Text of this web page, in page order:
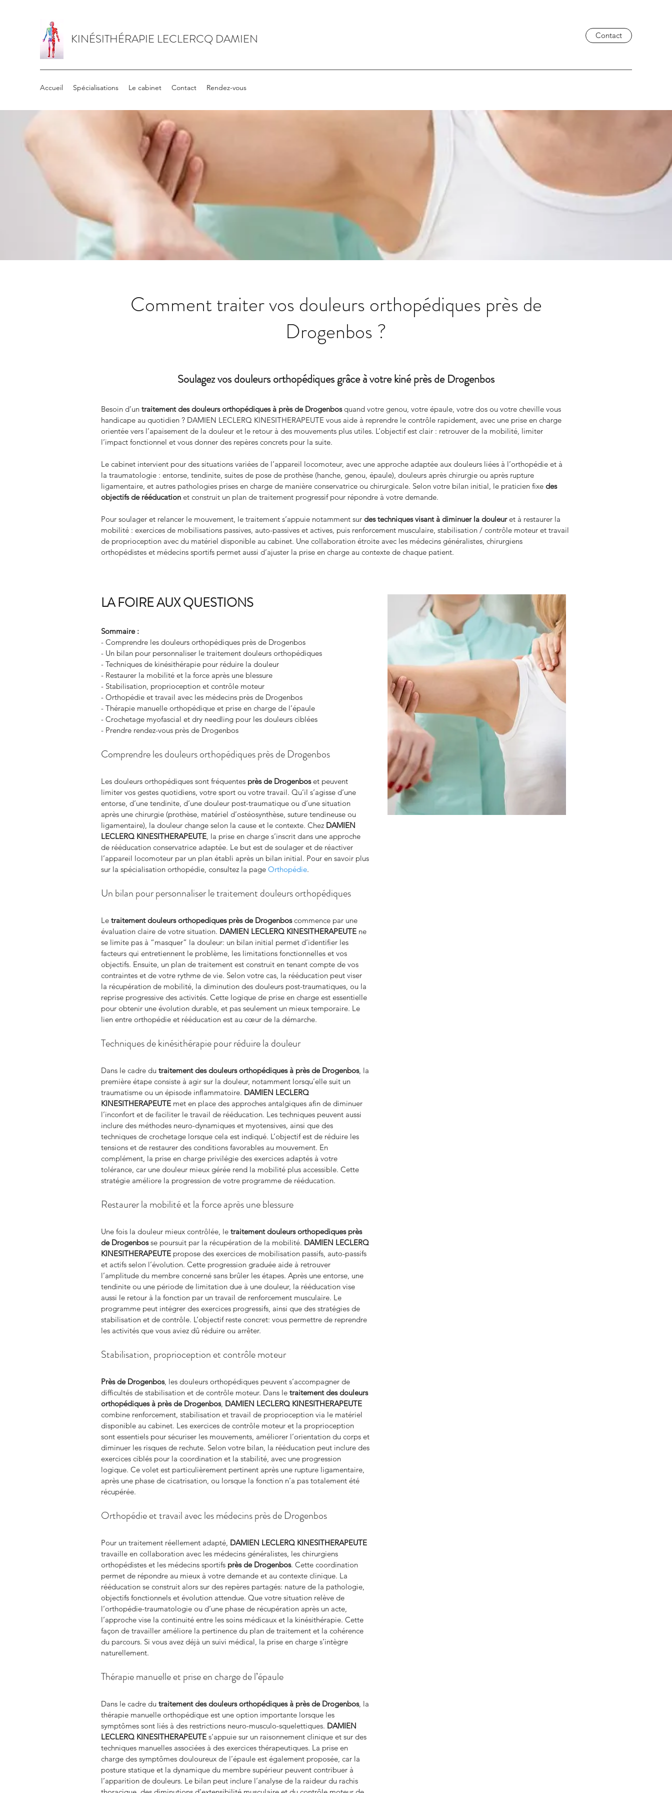
KINÉSITHÉRAPIE LECLERCQ DAMIEN Contact
Accueil Spécialisations Le cabinet Contact Rendez-vous
Comment traiter vos douleurs orthopédiques près de
Drogenbos ?
Soulagez vos douleurs orthopédiques grâce à votre kiné près de Drogenbos
Besoin d’un traitement des douleurs orthopédiques à près de Drogenbos quand votre genou, votre épaule, votre dos ou votre cheville vous
handicape au quotidien ? DAMIEN LECLERQ KINESITHERAPEUTE vous aide à reprendre le contrôle rapidement, avec une prise en charge
orientée vers l’apaisement de la douleur et le retour à des mouvements plus utiles. L’objectif est clair : retrouver de la mobilité, limiter
l’impact fonctionnel et vous donner des repères concrets pour la suite.
Le cabinet intervient pour des situations variées de l’appareil locomoteur, avec une approche adaptée aux douleurs liées à l’orthopédie et à
la traumatologie : entorse, tendinite, suites de pose de prothèse (hanche, genou, épaule), douleurs après chirurgie ou après rupture
ligamentaire, et autres pathologies prises en charge de manière conservatrice ou chirurgicale. Selon votre bilan initial, le praticien fixe des
objectifs de rééducation et construit un plan de traitement progressif pour répondre à votre demande.
Pour soulager et relancer le mouvement, le traitement s’appuie notamment sur des techniques visant à diminuer la douleur et à restaurer la
mobilité : exercices de mobilisations passives, auto-passives et actives, puis renforcement musculaire, stabilisation / contrôle moteur et travail
de proprioception avec du matériel disponible au cabinet. Une collaboration étroite avec les médecins généralistes, chirurgiens
orthopédistes et médecins sportifs permet aussi d’ajuster la prise en charge au contexte de chaque patient.
LA FOIRE AUX QUESTIONS
Sommaire :
- Comprendre les douleurs orthopédiques près de Drogenbos
- Un bilan pour personnaliser le traitement douleurs orthopédiques
- Techniques de kinésithérapie pour réduire la douleur
- Restaurer la mobilité et la force après une blessure
- Stabilisation, proprioception et contrôle moteur
- Orthopédie et travail avec les médecins près de Drogenbos
- Thérapie manuelle orthopédique et prise en charge de l’épaule
- Crochetage myofascial et dry needling pour les douleurs ciblées
- Prendre rendez-vous près de Drogenbos
Comprendre les douleurs orthopédiques près de Drogenbos
Les douleurs orthopédiques sont fréquentes près de Drogenbos et peuvent
limiter vos gestes quotidiens, votre sport ou votre travail. Qu’il s’agisse d’une
entorse, d’une tendinite, d’une douleur post-traumatique ou d’une situation
après une chirurgie (prothèse, matériel d’ostéosynthèse, suture tendineuse ou
ligamentaire), la douleur change selon la cause et le contexte. Chez DAMIEN
LECLERQ KINESITHERAPEUTE, la prise en charge s’inscrit dans une approche
de rééducation conservatrice adaptée. Le but est de soulager et de réactiver
l’appareil locomoteur par un plan établi après un bilan initial. Pour en savoir plus
sur la spécialisation orthopédie, consultez la page Orthopédie.
Un bilan pour personnaliser le traitement douleurs orthopédiques
Le traitement douleurs orthopediques près de Drogenbos commence par une
évaluation claire de votre situation. DAMIEN LECLERQ KINESITHERAPEUTE ne
se limite pas à “masquer” la douleur: un bilan initial permet d’identifier les
facteurs qui entretiennent le problème, les limitations fonctionnelles et vos
objectifs. Ensuite, un plan de traitement est construit en tenant compte de vos
contraintes et de votre rythme de vie. Selon votre cas, la rééducation peut viser
la récupération de mobilité, la diminution des douleurs post-traumatiques, ou la
reprise progressive des activités. Cette logique de prise en charge est essentielle
pour obtenir une évolution durable, et pas seulement un mieux temporaire. Le
lien entre orthopédie et rééducation est au cœur de la démarche.
Techniques de kinésithérapie pour réduire la douleur
Dans le cadre du traitement des douleurs orthopédiques à près de Drogenbos, la
première étape consiste à agir sur la douleur, notamment lorsqu’elle suit un
traumatisme ou un épisode inflammatoire. DAMIEN LECLERQ
KINESITHERAPEUTE met en place des approches antalgiques afin de diminuer
l’inconfort et de faciliter le travail de rééducation. Les techniques peuvent aussi
inclure des méthodes neuro-dynamiques et myotensives, ainsi que des
techniques de crochetage lorsque cela est indiqué. L’objectif est de réduire les
tensions et de restaurer des conditions favorables au mouvement. En
complément, la prise en charge privilégie des exercices adaptés à votre
tolérance, car une douleur mieux gérée rend la mobilité plus accessible. Cette
stratégie améliore la progression de votre programme de rééducation.
Restaurer la mobilité et la force après une blessure
Une fois la douleur mieux contrôlée, le traitement douleurs orthopediques près
de Drogenbos se poursuit par la récupération de la mobilité. DAMIEN LECLERQ
KINESITHERAPEUTE propose des exercices de mobilisation passifs, auto-passifs
et actifs selon l’évolution. Cette progression graduée aide à retrouver
l’amplitude du membre concerné sans brûler les étapes. Après une entorse, une
tendinite ou une période de limitation due à une douleur, la rééducation vise
aussi le retour à la fonction par un travail de renforcement musculaire. Le
programme peut intégrer des exercices progressifs, ainsi que des stratégies de
stabilisation et de contrôle. L’objectif reste concret: vous permettre de reprendre
les activités que vous aviez dû réduire ou arrêter.
Stabilisation, proprioception et contrôle moteur
Près de Drogenbos, les douleurs orthopédiques peuvent s’accompagner de
difficultés de stabilisation et de contrôle moteur. Dans le traitement des douleurs
orthopédiques à près de Drogenbos, DAMIEN LECLERQ KINESITHERAPEUTE
combine renforcement, stabilisation et travail de proprioception via le matériel
disponible au cabinet. Les exercices de contrôle moteur et la proprioception
sont essentiels pour sécuriser les mouvements, améliorer l’orientation du corps et
diminuer les risques de rechute. Selon votre bilan, la rééducation peut inclure des
exercices ciblés pour la coordination et la stabilité, avec une progression
logique. Ce volet est particulièrement pertinent après une rupture ligamentaire,
après une phase de cicatrisation, ou lorsque la fonction n’a pas totalement été
récupérée.
Orthopédie et travail avec les médecins près de Drogenbos
Pour un traitement réellement adapté, DAMIEN LECLERQ KINESITHERAPEUTE
travaille en collaboration avec les médecins généralistes, les chirurgiens
orthopédistes et les médecins sportifs près de Drogenbos. Cette coordination
permet de répondre au mieux à votre demande et au contexte clinique. La
rééducation se construit alors sur des repères partagés: nature de la pathologie,
objectifs fonctionnels et évolution attendue. Que votre situation relève de
l’orthopédie-traumatologie ou d’une phase de récupération après un acte,
l’approche vise la continuité entre les soins médicaux et la kinésithérapie. Cette
façon de travailler améliore la pertinence du plan de traitement et la cohérence
du parcours. Si vous avez déjà un suivi médical, la prise en charge s’intègre
naturellement.
Thérapie manuelle et prise en charge de l’épaule
Dans le cadre du traitement des douleurs orthopédiques à près de Drogenbos, la
thérapie manuelle orthopédique est une option importante lorsque les
symptômes sont liés à des restrictions neuro-musculo-squelettiques. DAMIEN
LECLERQ KINESITHERAPEUTE s’appuie sur un raisonnement clinique et sur des
techniques manuelles associées à des exercices thérapeutiques. La prise en
charge des symptômes douloureux de l’épaule est également proposée, car la
posture statique et la dynamique du membre supérieur peuvent contribuer à
l’apparition de douleurs. Le bilan peut inclure l’analyse de la raideur du rachis